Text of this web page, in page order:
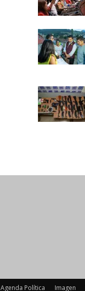
Agenda Política Imagen